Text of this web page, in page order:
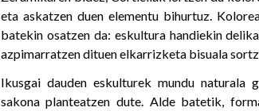
eta askatzen duen elementu bihurtuz.
batekin osatzen da: eskultura handiekin
azpimarratzen dituen elkarrizketa bisuala
Ikusgai dauden eskulturek mundu naturala
sakona planteatzen dute. Alde batetik,